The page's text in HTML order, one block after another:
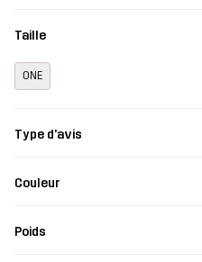
Taille
ONE
Type d'avis
Couleur
Poids